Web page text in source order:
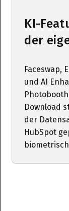
KI-
der
Faceswap,
und AI
Download
der
HubSpot